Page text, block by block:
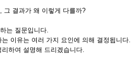
그 결과가 왜 이렇게 다를까?
는 질문입니다.
이유는 여러 가지 요인에 의해 결정됩니다.
하여 설명해 드리겠습니다.